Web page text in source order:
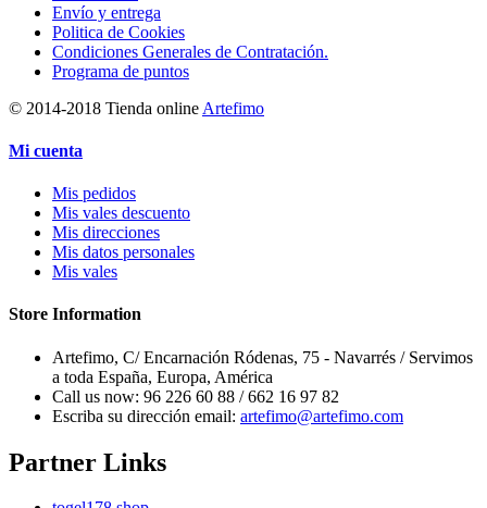
Envío y entrega
Politica de Cookies
Condiciones Generales de Contratación.
Programa de puntos
© 2014-2018 Tienda online Artefimo
Mi cuenta
Mis pedidos
Mis vales descuento
Mis direcciones
Mis datos personales
Mis vales
Store Information
Artefimo, C/ Encarnación Ródenas, 75 - Navarrés / Servimos
a toda España, Europa, América
Call us now: 96 226 60 88 / 662 16 97 82
Escriba su dirección email: artefimo@artefimo.com
Partner Links